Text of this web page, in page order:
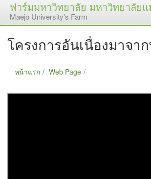
ฟาร์มมหาวิทยาลัย มหาวิทยาลัยแ
Maejo University's Farm
หน้าแรก Web Page